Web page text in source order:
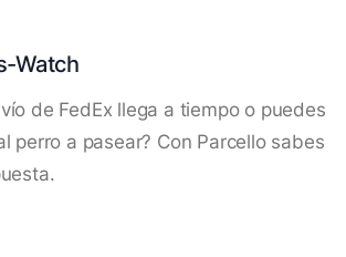
Watch
de FedEx llega a tiempo o puedes
perro a pasear? Con Parcello sabes